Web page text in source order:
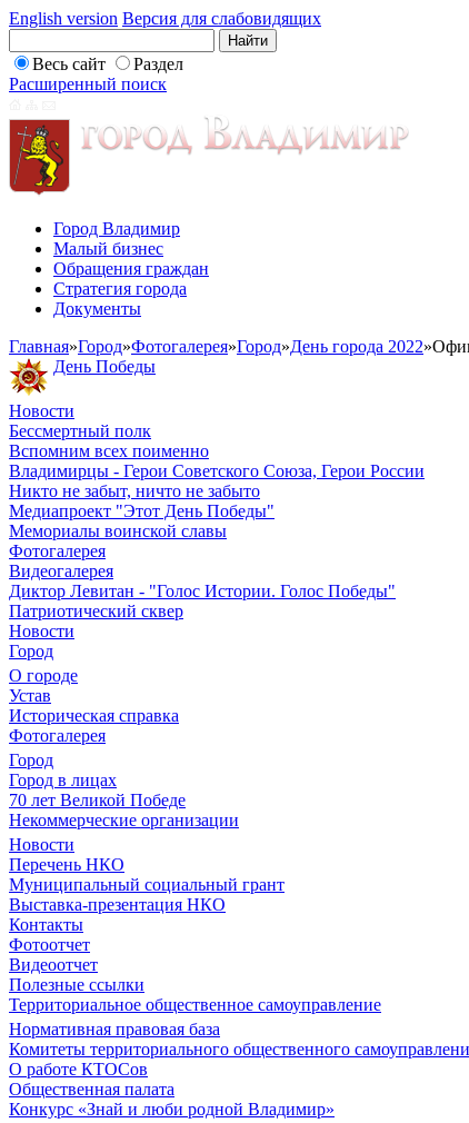
English version Версия для слабовидящих
Весь сайт
Раздел
Расширенный поиск
Город Владимир
Малый бизнес
Обращения граждан
Стратегия города
Документы
Главная»Город»Фотогалерея»Город»День города 2022»
День Победы
Новости
Бессмертный полк
Вспомним всех поименно
Владимирцы - Герои Советского Союза, Герои России
Никто не забыт, ничто не забыто
Медиапроект "Этот День Победы"
Мемориалы воинской славы
Фотогалерея
Видеогалерея
Диктор Левитан - "Голос Истории. Голос Победы"
Патриотический сквер
Новости
Город
О городе
Устав
Историческая справка
Фотогалерея
Город
Город в лицах
70 лет Великой Победе
Некоммерческие организации
Новости
Перечень НКО
Муниципальный социальный грант
Выставка-презентация НКО
Контакты
Фотоотчет
Видеоотчет
Полезные ссылки
Территориальное общественное самоуправление
Нормативная правовая база
Комитеты территориального общественного
О работе КТОСов
Общественная палата
Конкурс «Знай и люби родной Владимир»